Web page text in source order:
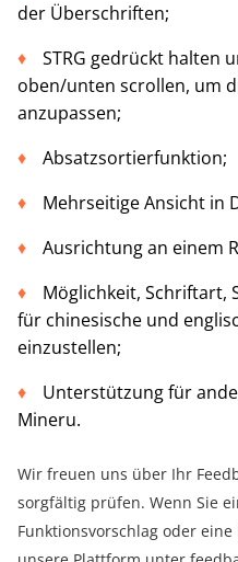
der Überschriften;
STRG gedrückt halten
oben/unten scrollen, um
anzupassen;
Absatzsortierfunktion;
Mehrseitige Ansicht in
Ausrichtung an einem
Möglichkeit, Schriftart,
für chinesische und
einzustellen;
Unterstützung für
Mineru.
Wir freuen uns über Ihr
sorgfältig prüfen. Wenn Sie
Funktionsvorschlag oder